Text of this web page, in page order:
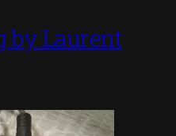
by Laurent